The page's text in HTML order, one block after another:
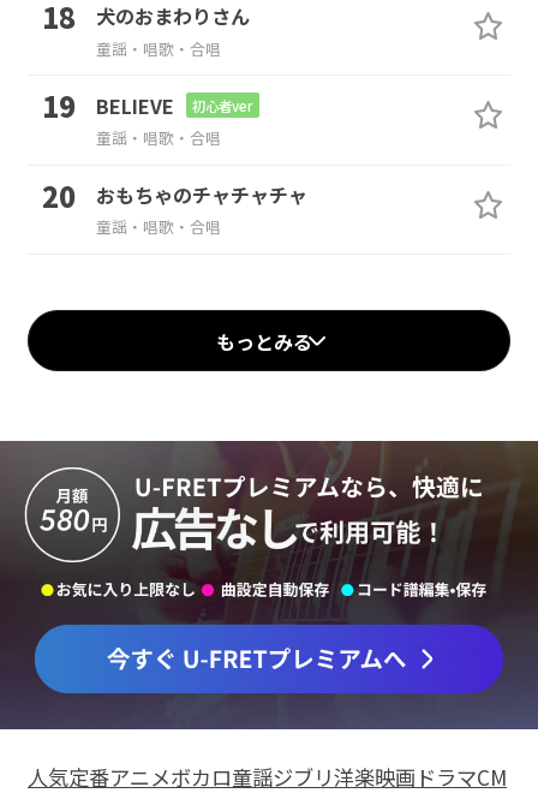
犬のおまわりさん
童謡・唱歌・合唱
BELIEVE 初心者ver
童謡・唱歌・合唱
おもちゃのチャチャチャ
童謡・唱歌・合唱
もっとみる
人気定番アニメボカロ童謡ジブリ洋楽映画ドラマCM